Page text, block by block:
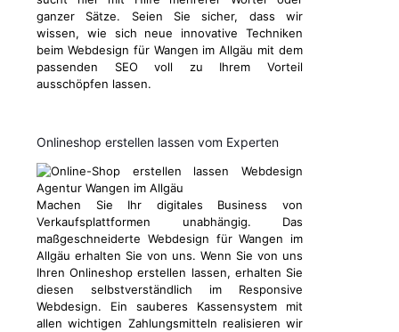
ganzer Sätze. Seien Sie sicher, dass wir
wissen, wie sich neue innovative Techniken
beim Webdesign für Wangen im Allgäu mit dem
passenden SEO voll zu Ihrem Vorteil
ausschöpfen lassen.
Onlineshop erstellen lassen vom Experten
Machen Sie Ihr digitales Business von
Verkaufsplattformen unabhängig. Das
maßgeschneiderte Webdesign für Wangen im
Allgäu erhalten Sie von uns. Wenn Sie von uns
Ihren Onlineshop erstellen lassen, erhalten Sie
diesen selbstverständlich im Responsive
Webdesign. Ein sauberes Kassensystem mit
allen wichtigen Zahlungsmitteln realisieren wir